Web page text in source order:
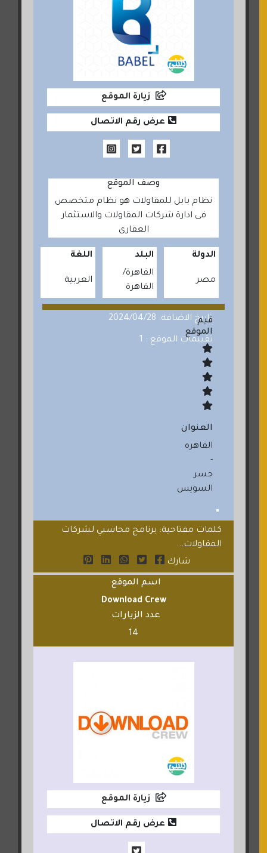
زيارة الموقع
عرض رقم الاتصال
وصف الموقع
نظام بابل للمقاولات هو نظام متخصص
فى ادارة شركات المقاولات والاستثمار
العقارى
الدولة
مصر
البلد
القاهرة
القاهرة
اللغة
العربية
تاريخ الاضافة: 2024/04/28
تقييمات الموقع : 1
قيم
الموقع
العنوان
القاهره
-
جسر
السويس
كلمات مفتاحية: برنامج محاسبي لشركات
المقاولات...
شارك
اسم الموقع
Download Crew
عدد الزيارات
14
زيارة الموقع
عرض رقم الاتصال